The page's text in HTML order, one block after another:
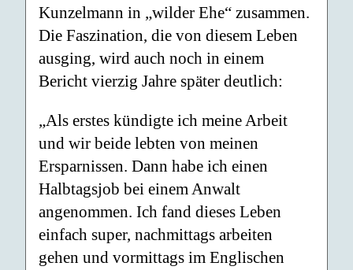
Kunzelmann in „wilder Ehe“ zusammen.
Die Faszination, die von diesem Leben
ausging, wird auch noch in einem
Bericht vierzig Jahre später deutlich:
„Als erstes kündigte ich meine Arbeit
und wir beide lebten von meinen
Ersparnissen. Dann habe ich einen
Halbtagsjob bei einem Anwalt
angenommen. Ich fand dieses Leben
einfach super, nachmittags arbeiten
gehen und vormittags im Englischen